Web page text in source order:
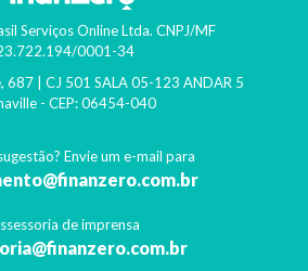
Serviços Online Ltda. CNPJ/MF
0001-34
687 | CJ 501 SALA 05-123 ANDAR 5
- CEP: 06454-040
Envie um e-mail para
de imprensa